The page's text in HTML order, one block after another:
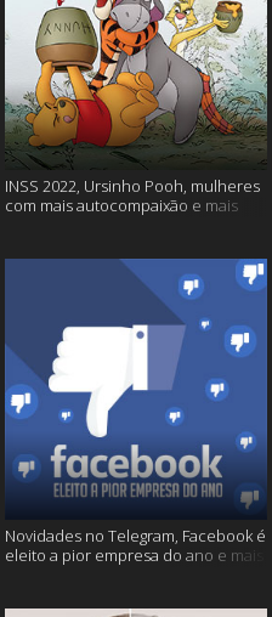
INSS 2022, Ursinho Pooh, mulheres
com mais autocompaixão e mais
Novidades no Telegram, Facebook é
eleito a pior empresa do ano e mais